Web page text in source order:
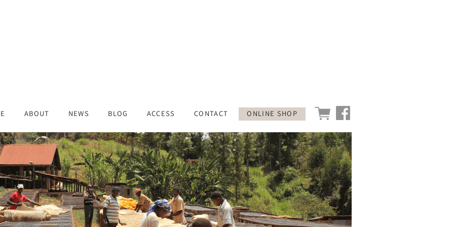
ABOUT NEWS BLOG ACCESS CONTACT ONLINE SHOP